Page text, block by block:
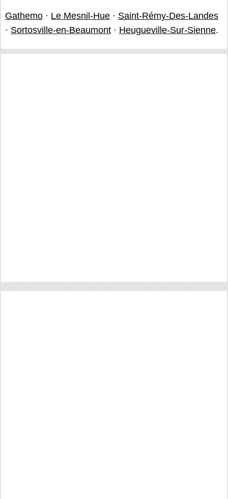
Gathemo · Le Mesnil-Hue · Saint-Rémy-Des-Landes
· Sortosville-en-Beaumont · Heugueville-Sur-Sienne.